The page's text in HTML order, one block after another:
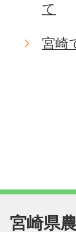
て
宮崎
宮崎県